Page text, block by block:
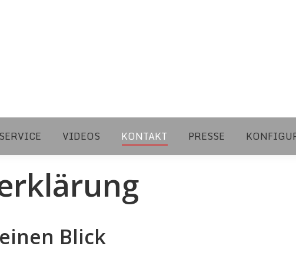
SERVICE VIDEOS KONTAKT PRESSE
Blick